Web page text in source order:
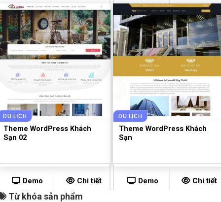
DU LỊCH
Theme WordPress Khách
Sạn 02
Demo Chi tiết
DU LỊCH
Theme WordPress Khách
Sạn
Demo Chi tiết
Từ khóa sản phẩm